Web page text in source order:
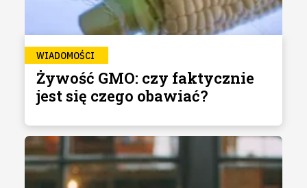
WIADOMOŚCI
Żywość GMO: czy faktycznie
jest się czego obawiać?